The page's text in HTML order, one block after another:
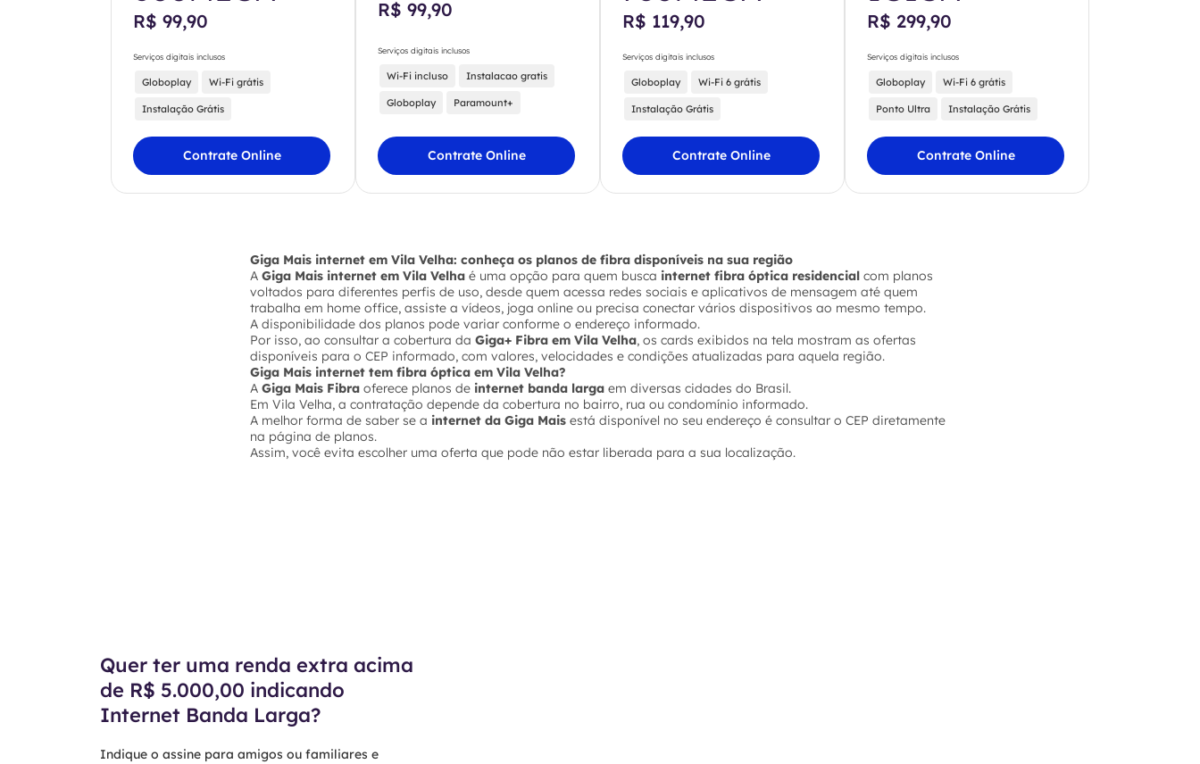
R$ 99,90
Serviços digitais inclusos
Globoplay Wi-Fi grátis
Instalação Grátis
Contrate Online
R$ 99,90
Serviços digitais inclusos
Wi-Fi incluso Instalacao gratis
Globoplay Paramount+
Contrate Online
R$ 119,90
Serviços digitais inclusos
Globoplay Wi-Fi 6 grátis
Instalação Grátis
Contrate Online
R$ 299,90
Serviços digitais inclusos
Globoplay Wi-Fi 6 grátis
Ponto Ultra Instalação Grátis
Contrate Online
Giga Mais internet em Vila Velha: conheça os planos de fibra disponíveis na sua região
A Giga Mais internet em Vila Velha é uma opção para quem busca internet fibra óptica residencial com planos
voltados para diferentes perfis de uso, desde quem acessa redes sociais e aplicativos de mensagem até quem
trabalha em home office, assiste a vídeos, joga online ou precisa conectar vários dispositivos ao mesmo tempo.
A disponibilidade dos planos pode variar conforme o endereço informado.
Por isso, ao consultar a cobertura da Giga+ Fibra em Vila Velha, os cards exibidos na tela mostram as ofertas
disponíveis para o CEP informado, com valores, velocidades e condições atualizadas para aquela região.
Giga Mais internet tem fibra óptica em Vila Velha?
A Giga Mais Fibra oferece planos de internet banda larga em diversas cidades do Brasil.
Em Vila Velha, a contratação depende da cobertura no bairro, rua ou condomínio informado.
A melhor forma de saber se a internet da Giga Mais está disponível no seu endereço é consultar o CEP diretamente
na página de planos.
Assim, você evita escolher uma oferta que pode não estar liberada para a sua localização.
Quer ter uma renda extra acima
de R$ 5.000,00 indicando
Internet Banda Larga?
Indique o assine para amigos ou familiares e